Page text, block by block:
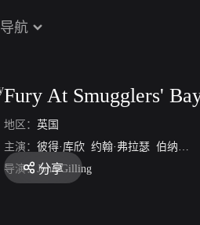
导航
Fury At Smugglers'
地区： 英国
主演： 彼得·库欣 约翰·弗拉瑟 伯纳德·李
导演： John Gilling
分享